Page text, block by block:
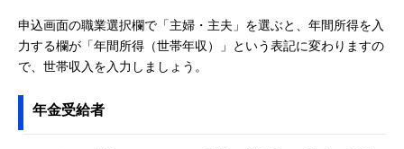
申込画面の職業選択欄で「主婦・主夫」を選ぶと、年間所得を入
力する欄が「年間所得（世帯年収）」という表記に変わりますの
で、世帯収入を入力しましょう。
年金受給者